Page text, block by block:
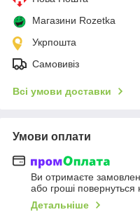
Магазини Rozetka
Укрпошта
Самовивіз
Всі умови доставки
Умови оплати
Ви отримаєте
або гроші повернуться
Детальніше